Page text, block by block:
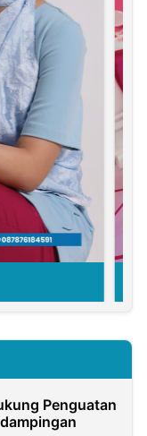
Penguatan